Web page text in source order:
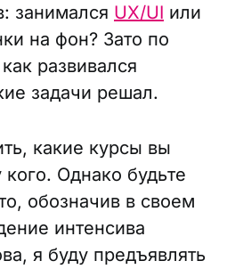
занимался UX/UI или
на фон? Зато по
развивался
задачи решал.
какие курсы вы
Однако будьте
обозначив в своем
интенсива
я буду предъявлять